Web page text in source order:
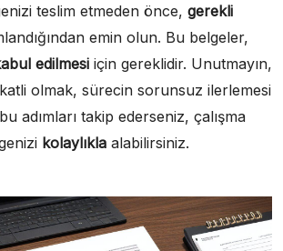
teslim etmeden önce, gerekli
emin olun. Bu belgeler,
edilmesi için gereklidir. Unutmayın,
olmak, sürecin sorunsuz ilerlemesi
adımları takip ederseniz, çalışma
kolaylıkla alabilirsiniz.